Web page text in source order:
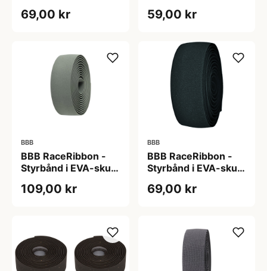
69,00 kr 59,00 kr
BBB
BBB RaceRibbon -
Styrbånd i EVA-skum
109,00 kr
BBB
BBB RaceRibbon -
Styrbånd i EVA-skum
69,00 kr